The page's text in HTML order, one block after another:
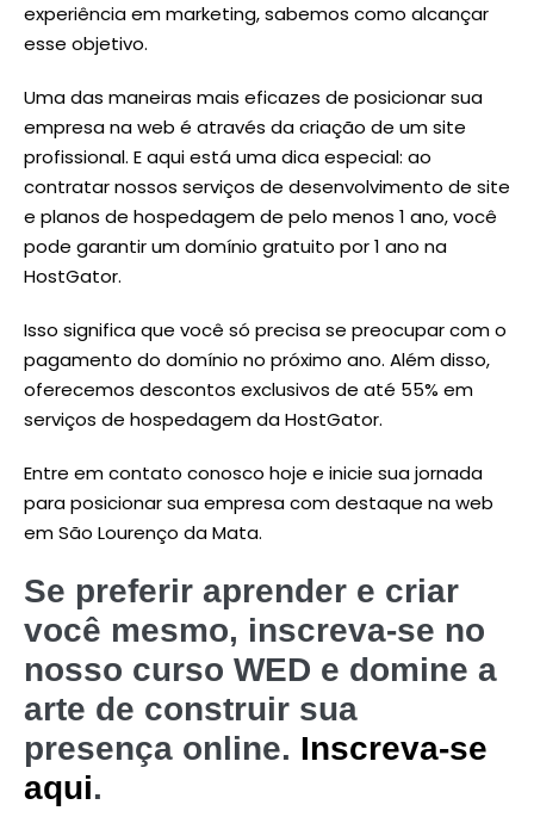
experiência em marketing, sabemos como alcançar
esse objetivo.
Uma das maneiras mais eficazes de posicionar sua
empresa na web é através da criação de um site
profissional. E aqui está uma dica especial: ao
contratar nossos serviços de desenvolvimento de site
e planos de hospedagem de pelo menos 1 ano, você
pode garantir um domínio gratuito por 1 ano na
HostGator.
Isso significa que você só precisa se preocupar com o
pagamento do domínio no próximo ano. Além disso,
oferecemos descontos exclusivos de até 55% em
serviços de hospedagem da HostGator.
Entre em contato conosco hoje e inicie sua jornada
para posicionar sua empresa com destaque na web
em São Lourenço da Mata.
Se preferir aprender e criar
você mesmo, inscreva-se no
nosso curso WED e domine a
arte de construir sua
presença online. Inscreva-se
aqui.